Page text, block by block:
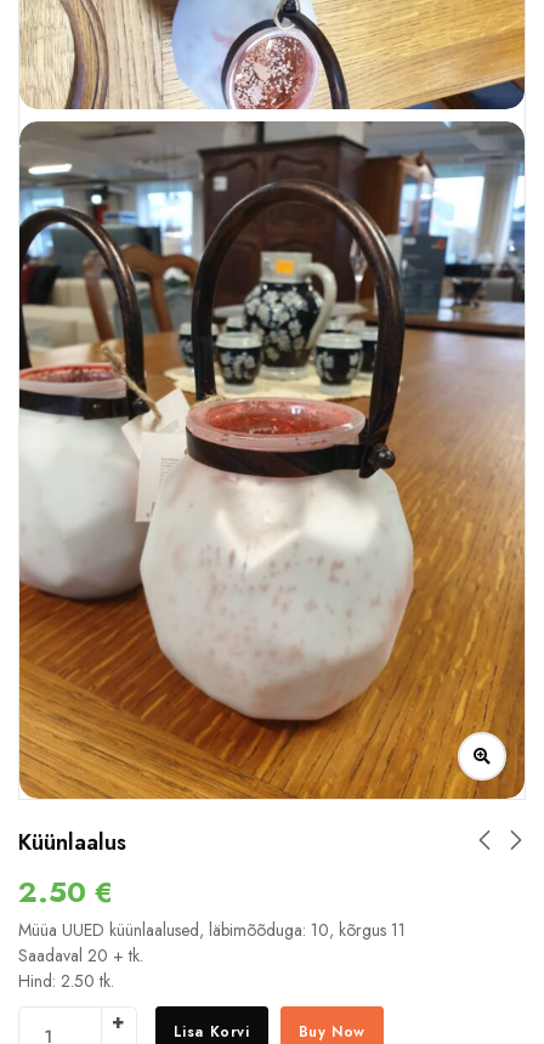
Küünlaalus
2.50 €
Müüa UUED küünlaalused, läbimõõduga: 10, kõrgus 11
Saadaval 20 + tk.
Hind: 2.50 tk.
Lisa Korvi Buy Now